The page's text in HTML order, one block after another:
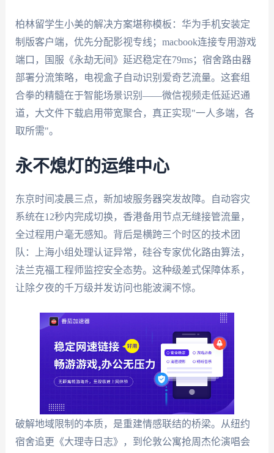
柏林留学生小美的解决方案堪称模板：华为手机安装定
制版客户端，优先分配影视专线；macbook连接专用游戏
端口，国服《永劫无间》延迟稳定在79ms；宿舍路由器
部署分流策略，电视盒子自动识别爱奇艺流量。这套组
合拳的精髓在于智能场景识别——微信视频走低延迟通
道，大文件下载启用带宽聚合，真正实现"一人多端，各
取所需"。
永不熄灯的运维中心
东京时间凌晨三点，新加坡服务器突发故障。自动容灾
系统在12秒内完成切换，香港备用节点无缝接管流量，
全过程用户毫无感知。背后是横跨三个时区的技术团
队：上海小组处理认证异常，硅谷专家优化路由算法，
法兰克福工程师监控安全态势。这种级差式保障体系，
让除夕夜的千万级并发访问也能波澜不惊。
破解地域限制的本质，是重建情感联结的桥梁。从纽约
宿舍追更《大理寺日志》，到伦敦公寓抢周杰伦演唱会